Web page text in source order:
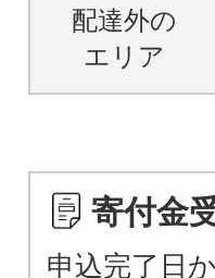
配達外の
エリア
寄付金
申込完了日